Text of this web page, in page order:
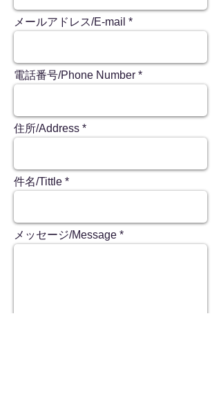
メールアドレス/E-mail
電話番号/Phone Number
住所/Address
件名/Tittle
メッセージ/Message